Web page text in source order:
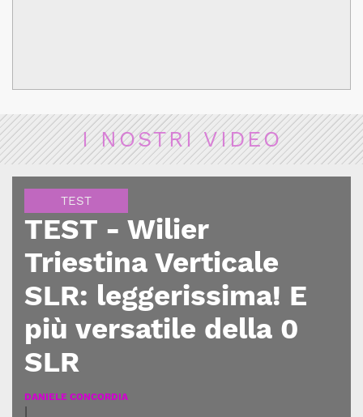
I NOSTRI VIDEO
TEST
TEST - Wilier
Triestina Verticale
SLR: leggerissima! E
più versatile della 0
SLR
DANIELE CONCORDIA